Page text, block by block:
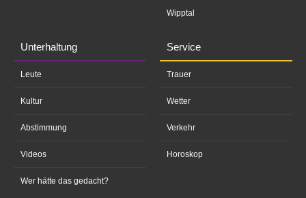
Wipptal
Unterhaltung
Leute
Kultur
Abstimmung
Videos
Wer hätte das gedacht?
Service
Trauer
Wetter
Verkehr
Horoskop